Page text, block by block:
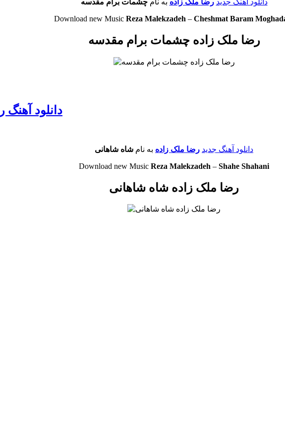
دانلود آهنگ جدید رضا ملک زاده به نامچشمات برام مقدسه
Download new Music Reza Malekzadeh – Cheshmat Baram
رضا ملک زاده چشمات برام مقدسه
دانلود
دانلود آهنگ جدید رضا ملک زاده به نام شاه شاهانی
Download new Music Reza Malekzadeh – Shahe Shahani
رضا ملک زاده شاه شاهانی